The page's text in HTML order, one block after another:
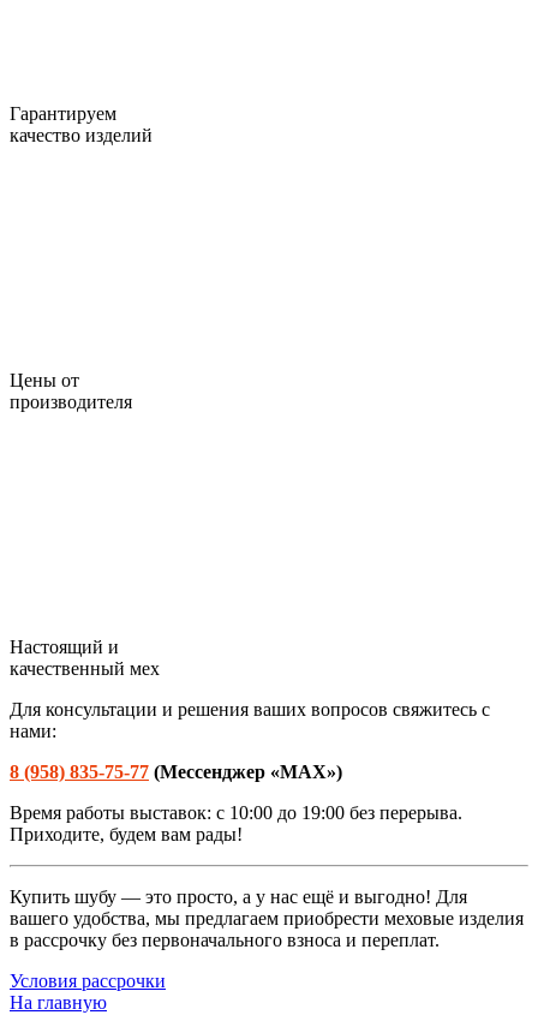
Гарантируем
качество изделий
Цены от
производителя
Настоящий и
качественный мех
Для консультации и решения ваших вопросов свяжитесь с
нами:
8 (958) 835-75-77 (Мессенджер «MAX»)
Время работы выставок: с 10:00 до 19:00 без перерыва.
Приходите, будем вам рады!
Купить шубу — это просто, а у нас ещё и выгодно! Для
вашего удобства, мы предлагаем приобрести меховые изделия
в рассрочку без первоначального взноса и переплат.
Условия рассрочки
На главную